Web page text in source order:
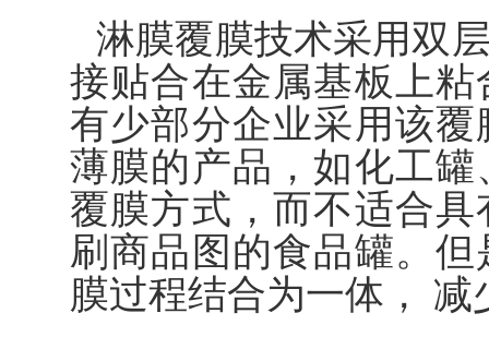
淋膜覆膜技术采用双
接贴合在金属基板上
有少部分企业采用该
薄膜的产品，如化工
覆膜方式，而不适合
刷商品图的食品罐。
膜过程结合为一体，